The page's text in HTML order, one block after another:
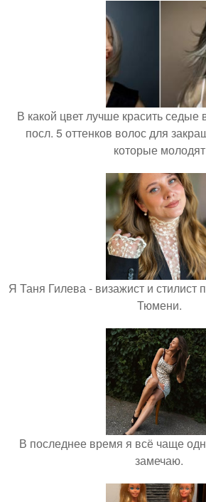
В какой цвет лучше красить
посл. 5 оттенков волос для
которые молодят
Я Таня Гилева - визажист и стилист
Тюмени.
В последнее время я всё чаще
замечаю.